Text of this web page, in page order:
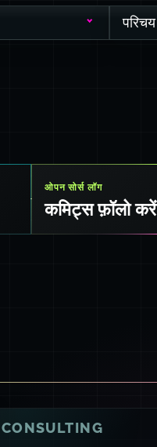
परिचय
ओपन सोर्स लॉग
कमिट्स फ़ॉलो करें
CONSULTING